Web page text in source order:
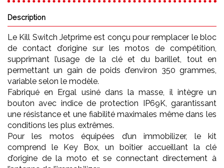
Description
Le Kill Switch Jetprime est conçu pour remplacer le bloc
de contact d’origine sur les motos de compétition,
supprimant l’usage de la clé et du barillet, tout en
permettant un gain de poids d’environ 350 grammes,
variable selon le modèle.
Fabriqué en Ergal usiné dans la masse, il intègre un
bouton avec indice de protection IP69K, garantissant
une résistance et une fiabilité maximales même dans les
conditions les plus extrêmes.
Pour les motos équipées d’un immobilizer, le kit
comprend le Key Box, un boîtier accueillant la clé
d’origine de la moto et se connectant directement à